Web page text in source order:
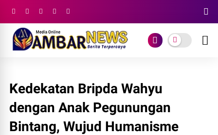
Kedekatan Bripda Wahyu
dengan Anak Pegunungan
Bintang, Wujud Humanisme